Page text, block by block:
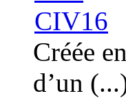
Créée
d’un